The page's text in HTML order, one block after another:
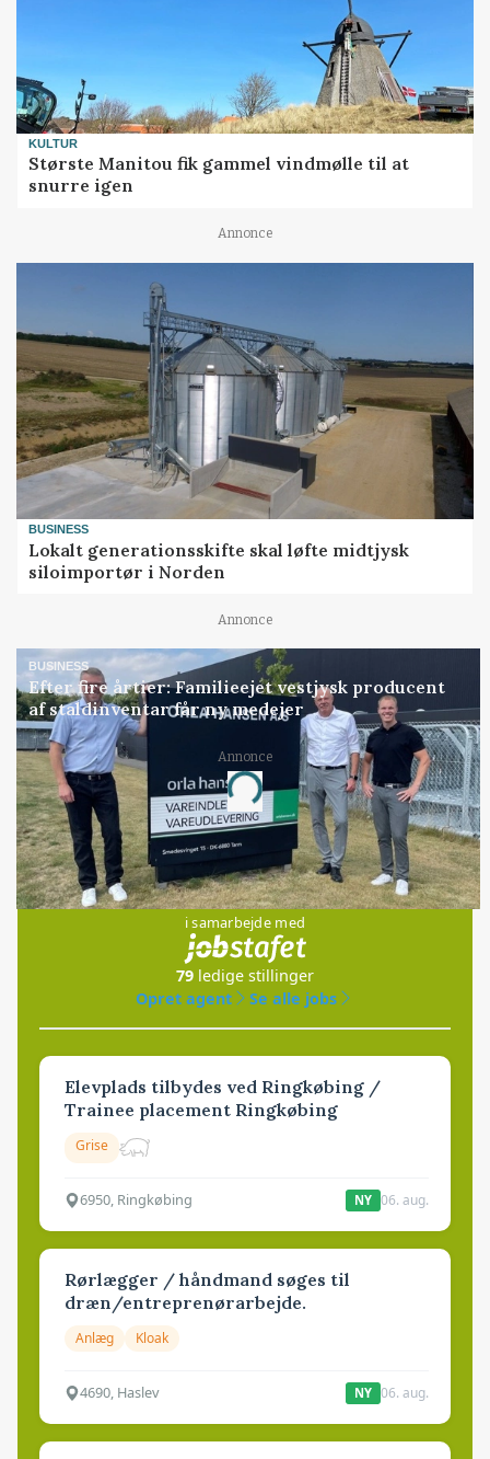
KULTUR
Største Manitou fik gammel vindmølle til at
snurre igen
Annonce
BUSINESS
Lokalt generationsskifte skal løfte midtjysk
siloimportør i Norden
Annonce
BUSINESS
Efter fire årtier: Familieejet vestjysk producent
af staldinventar får ny medejer
Annonce
Loading...
Jobs
i samarbejde med
79 ledige stillinger
Opret agent
Se alle jobs
Elevplads tilbydes ved Ringkøbing /
Trainee placement Ringkøbing
Grise
6950, Ringkøbing NY 06. aug.
Rørlægger / håndmand søges til
dræn/entreprenørarbejde.
Anlæg Kloak
4690, Haslev NY 06. aug.